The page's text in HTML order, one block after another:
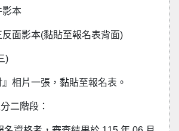
本
面影本(黏貼至報名表背面)
)
相片一張，黏貼至報名表。
二階段：